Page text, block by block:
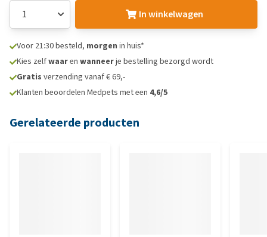
In winkelwagen
Voor 21:30 besteld, morgen in huis*
Kies zelfwaaren wanneerje bestelling bezorgd wordt
Gratis verzending vanaf € 69,-
Klanten beoordelen Medpets met een 4,6/5
Gerelateerde producten